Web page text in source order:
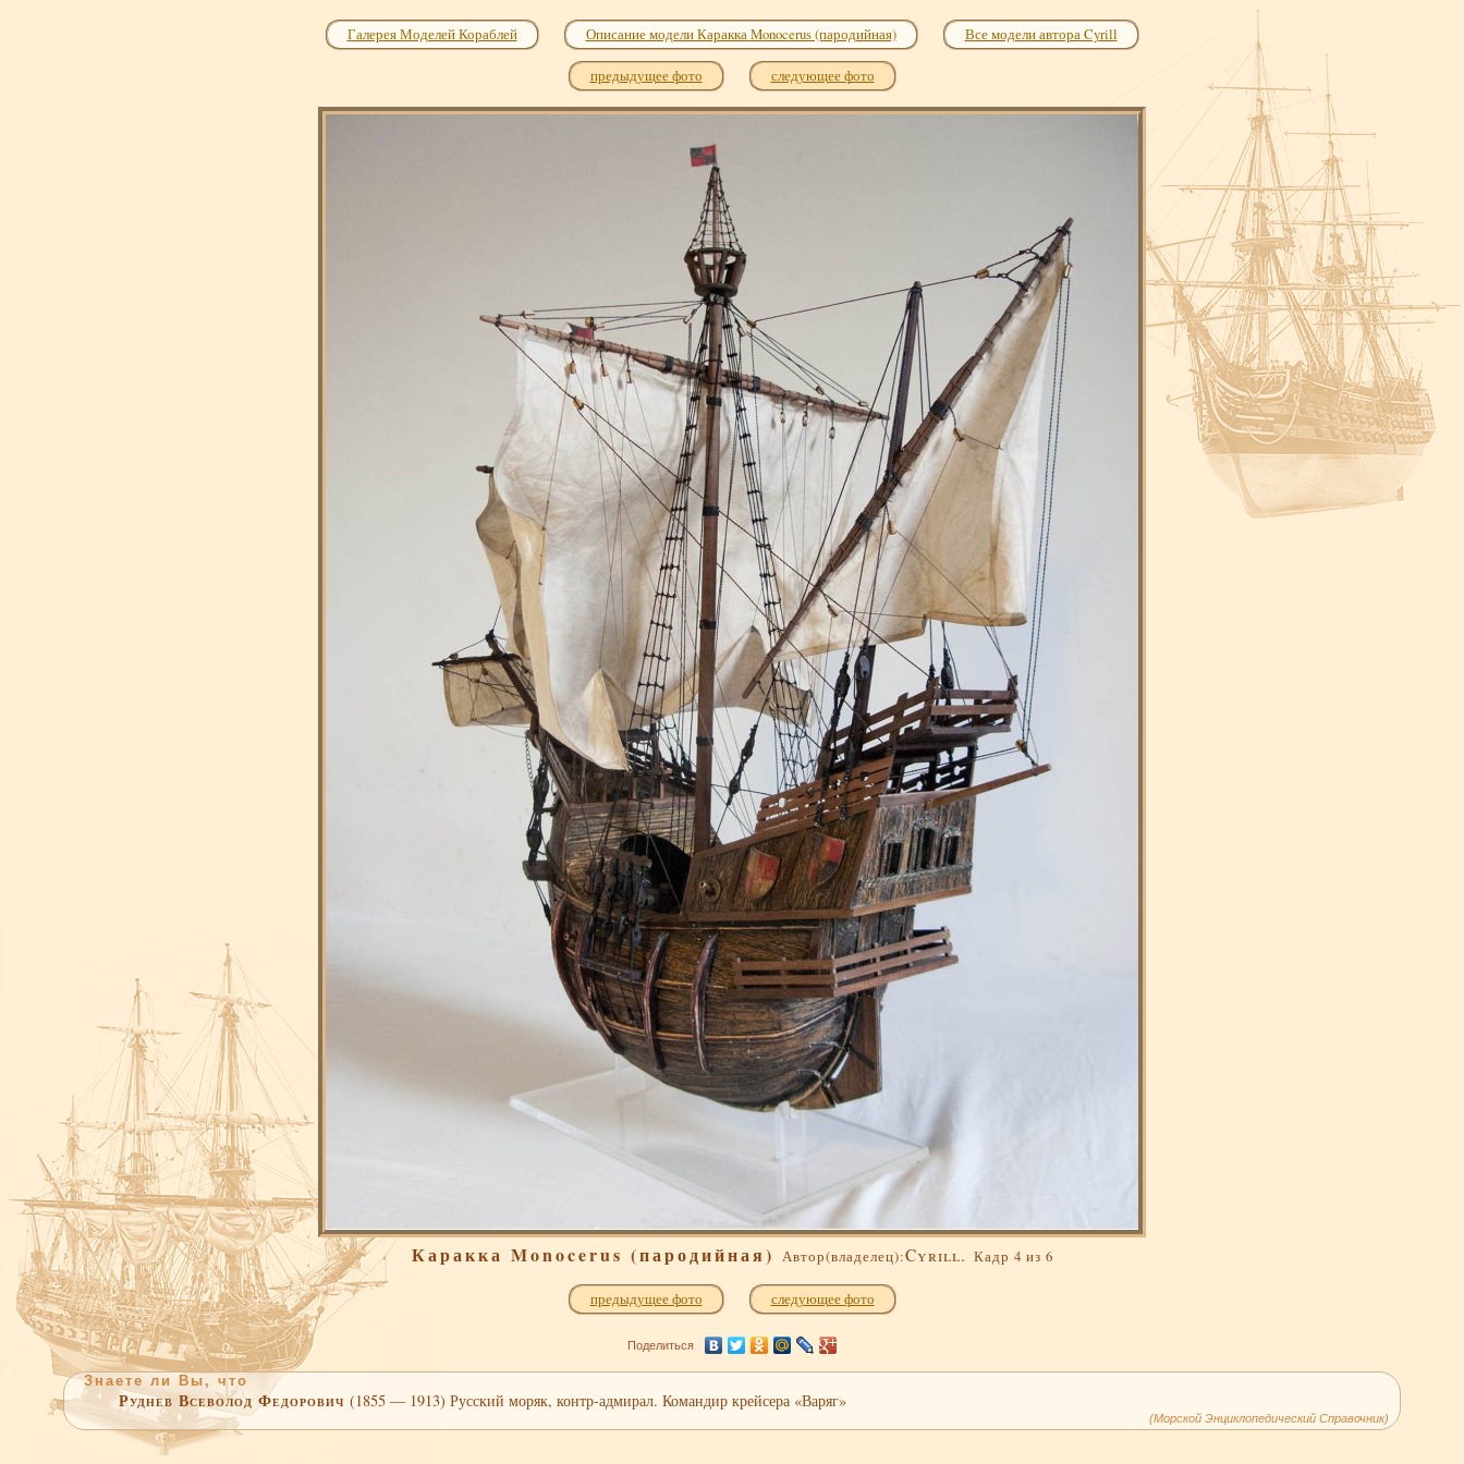
Галерея Моделей Кораблей Описание модели Каракка Monocerus (пародийная) Все модели автора Cyrill
предыдущее фото следующее фото
Каракка Monocerus (пародийная) Автор(владелец):Cyrill. Кадр 4 из 6
предыдущее фото следующее фото
Поделиться
Знаете ли Вы, что
Руднев Всеволод Федорович (1855 — 1913) Русский моряк, контр-адмирал. Командир крейсера «Варяг»
(Морской Энциклопедический Справочник)